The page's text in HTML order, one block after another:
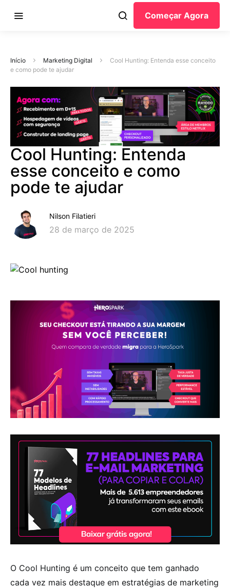
Começar Agora
Início Marketing Digital
Cool Hunting: Entenda esse conceito
e como pode te ajudar
Cool Hunting: Entenda
esse conceito e como
pode te ajudar
Nilson Filatieri
28 de março de 2025
O Cool Hunting é um conceito que tem ganhado
cada vez mais destaque em estratégias de marketing